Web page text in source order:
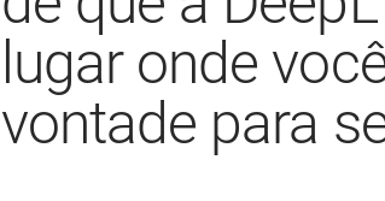
lugar onde
vontade para